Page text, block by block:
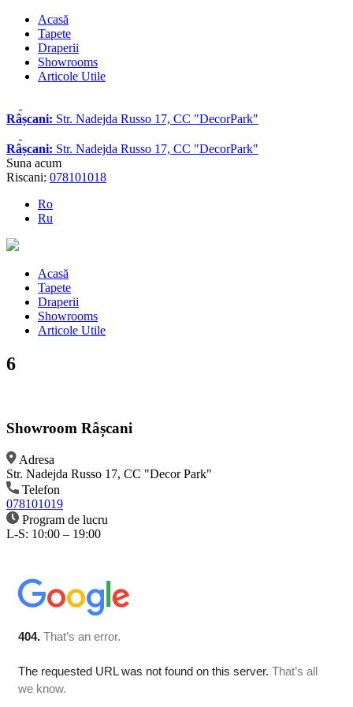
Acasă
Tapete
Draperii
Showrooms
Articole Utile
Râșcani: Str. Nadejda Russo 17, CC "DecorPark"
Râșcani: Str. Nadejda Russo 17, CC "DecorPark"
Suna acum
Riscani: 078101018
Ro
Ru
Acasă
Tapete
Draperii
Showrooms
Articole Utile
6
Showroom Râșcani
Adresa
Str. Nadejda Russo 17, CC "Decor Park"
Telefon
078101019
Program de lucru
L-S: 10:00 – 19:00